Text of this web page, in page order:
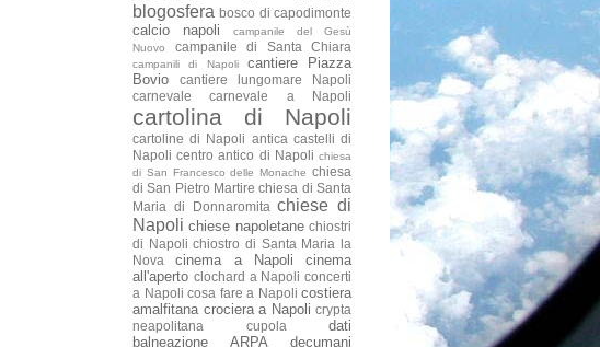
blogosfera bosco di capodimonte
calcio napoli
campanile del Gesù
Nuovo
campanile di Santa Chiara
campanili di Napoli
cantiere Piazza
Bovio
cantiere lungomare Napoli
carnevale
carnevale a Napoli
cartolina di Napoli
cartoline di Napoli antica castelli di
Napoli centro antico di Napoli chiesa
di San Francesco delle Monache chiesa
di San Pietro Martire chiesa di Santa
Maria di Donnaromita chiese di
Napoli chiese napoletane chiostri
di Napoli chiostro di Santa Maria la
Nova
cinema a Napoli
cinema
all'aperto clochard a Napoli concerti
a Napoli cosa fare a Napoli costiera
amalfitana crociera a Napoli crypta
neapolitana
cupola
dati
balneazione ARPA
decumani